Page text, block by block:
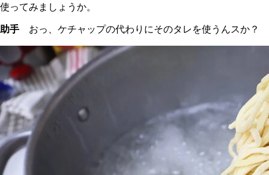
使ってみましょうか。
助手 おっ、ケチャップの代わりにそのタレを使うんスか？